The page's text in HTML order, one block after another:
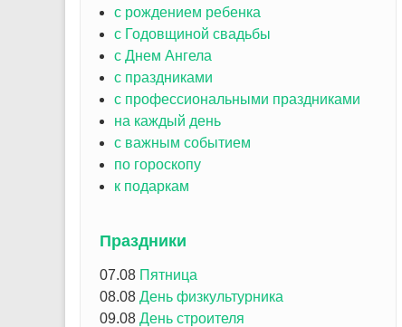
с рождением ребенка
с Годовщиной свадьбы
с Днем Ангела
с праздниками
с профессиональными праздниками
на каждый день
с важным событием
по гороскопу
к подаркам
Праздники
07.08 Пятница
08.08 День физкультурника
09.08 День строителя